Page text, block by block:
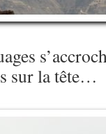
sur la tête…